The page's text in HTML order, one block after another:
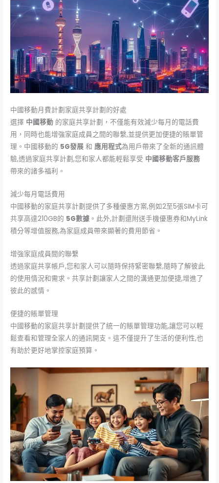
中國移動月費計劃家庭共享計劃的好處
選擇 中國移動 的家庭共享計劃，不僅能有效減少每月的電話費
用，同時也能增強家庭成員之間的聯繫,並提供更加便捷的賬單管
理。中國移動的 5G發展 和應用程式為用戶帶來了全新的通訊體
驗,透過家庭共享計劃,您和家人都能輕鬆享受 中國移動客戶服務
帶來的諸多福利。
減少每月電話費用
中國移動的家庭共享計劃提供了多種優惠方案,例如2至5張SIM卡可
共享高達210GB的 5G數據 。此外,計劃還附送手機優惠券和MyLink
積分等增值服務,為家庭成員帶來顯著的費用節省。
增強家庭成員間的聯繫
透過家庭共享帳戶,您和家人可以隨時保持緊密聯繫,隨時了解彼此
的使用情況和需求。共享計劃讓家人之間的溝通更加便捷,增進了
彼此的感情。
便捷的賬單管理
中國移動的家庭共享計劃提供了統一的賬單管理功能,讓您可以輕
鬆查看和管理全家人的通訊開支。這不僅提升了生活的便利性,也
有助於更好地掌控家庭預算。